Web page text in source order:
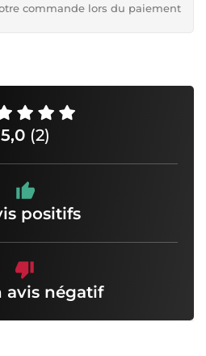
commande lors du paiement
5,0 (2)
positifs
avis négatif